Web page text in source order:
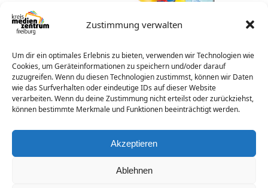
Zustimmung verwalten
Um dir ein optimales Erlebnis zu bieten, verwenden wir Technologien wie
Cookies, um Geräteinformationen zu speichern und/oder darauf
zuzugreifen. Wenn du diesen Technologien zustimmst, können wir Daten
wie das Surfverhalten oder eindeutige IDs auf dieser Website
verarbeiten. Wenn du deine Zustimmung nicht erteilst oder zurückziehst,
können bestimmte Merkmale und Funktionen beeinträchtigt werden.
Akzeptieren
Ablehnen
Alles Schule!
Der kleine Rabe Socke hat
nicht nur eine Schultüte
bekommen und einen
schönen Einschulungstag
erlebt…